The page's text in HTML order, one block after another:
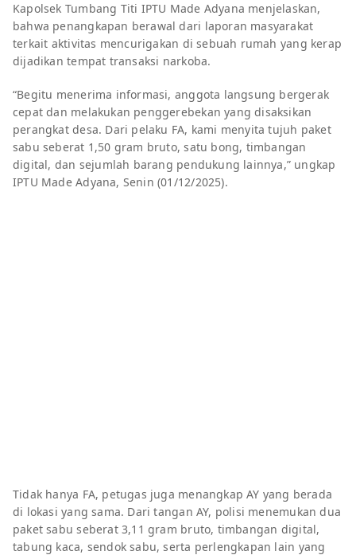
Kapolsek Tumbang Titi IPTU Made Adyana menjelaskan,
bahwa penangkapan berawal dari laporan masyarakat
terkait aktivitas mencurigakan di sebuah rumah yang kerap
dijadikan tempat transaksi narkoba.
“Begitu menerima informasi, anggota langsung bergerak
cepat dan melakukan penggerebekan yang disaksikan
perangkat desa. Dari pelaku FA, kami menyita tujuh paket
sabu seberat 1,50 gram bruto, satu bong, timbangan
digital, dan sejumlah barang pendukung lainnya,” ungkap
IPTU Made Adyana, Senin (01/12/2025).
Tidak hanya FA, petugas juga menangkap AY yang berada
di lokasi yang sama. Dari tangan AY, polisi menemukan dua
paket sabu seberat 3,11 gram bruto, timbangan digital,
tabung kaca, sendok sabu, serta perlengkapan lain yang